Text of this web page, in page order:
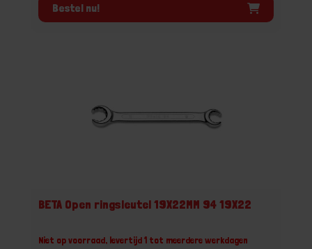
Bestel nu!
BETA Open ringsleutel 19X22MM 94 19X22
Niet op voorraad, levertijd 1 tot meerdere werkdagen